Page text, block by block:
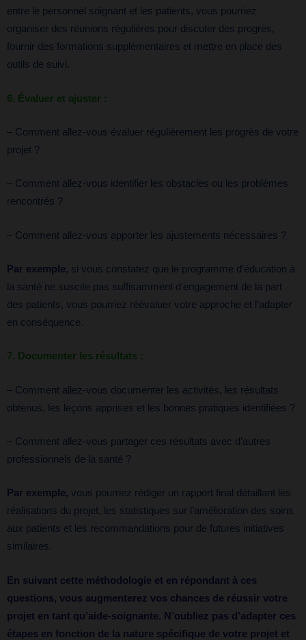
entre le personnel soignant et les patients, vous pourriez
organiser des réunions régulières pour discuter des progrès,
fournir des formations supplémentaires et mettre en place des
outils de suivi.
6. Évaluer et ajuster :
– Comment allez-vous évaluer régulièrement les progrès de votre
projet ?
– Comment allez-vous identifier les obstacles ou les problèmes
rencontrés ?
– Comment allez-vous apporter les ajustements nécessaires ?
Par exemple, si vous constatez que le programme d’éducation à
la santé ne suscite pas suffisamment d’engagement de la part
des patients, vous pourriez réévaluer votre approche et l’adapter
en conséquence.
7. Documenter les résultats :
– Comment allez-vous documenter les activités, les résultats
obtenus, les leçons apprises et les bonnes pratiques identifiées ?
– Comment allez-vous partager ces résultats avec d’autres
professionnels de la santé ?
Par exemple, vous pourriez rédiger un rapport final détaillant les
réalisations du projet, les statistiques sur l’amélioration des soins
aux patients et les recommandations pour de futures initiatives
similaires.
En suivant cette méthodologie et en répondant à ces
questions, vous augmenterez vos chances de réussir votre
projet en tant qu’aide-soignante. N’oubliez pas d’adapter ces
étapes en fonction de la nature spécifique de votre projet et